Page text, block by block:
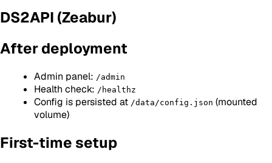
DS2API (Zeabur)
After deployment
Admin panel: /admin
Health check: /healthz
Config is persisted at /data/config.json (mounted
volume)
First-time setup